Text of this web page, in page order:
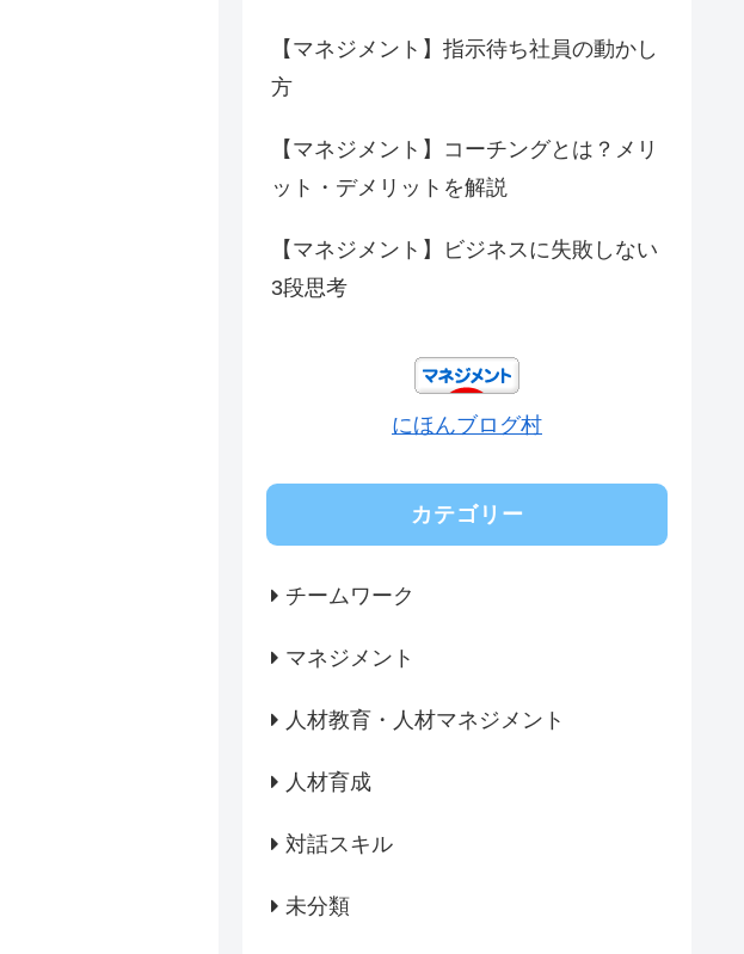
【マネジメント】指示待ち社員の動かし
方
【マネジメント】コーチングとは？メリ
ット・デメリットを解説
【マネジメント】ビジネスに失敗しない
3段思考
にほんブログ村
カテゴリー
チームワーク
マネジメント
人材教育・人材マネジメント
人材育成
対話スキル
未分類